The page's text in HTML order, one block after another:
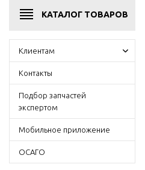
КАТАЛОГ ТОВАРОВ
Клиентам
Контакты
Подбор запчастей
экспертом
Мобильное приложение
ОСАГО